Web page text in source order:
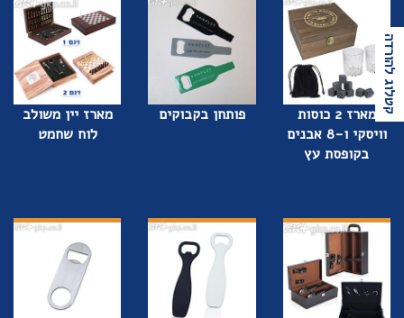
קטלוג להורדה
מארז 2 כוסות
וויסקי ו-8 אבנים
בקופסת עץ
פותחן בקבוקים
מארז יין משולב
לוח שחמט